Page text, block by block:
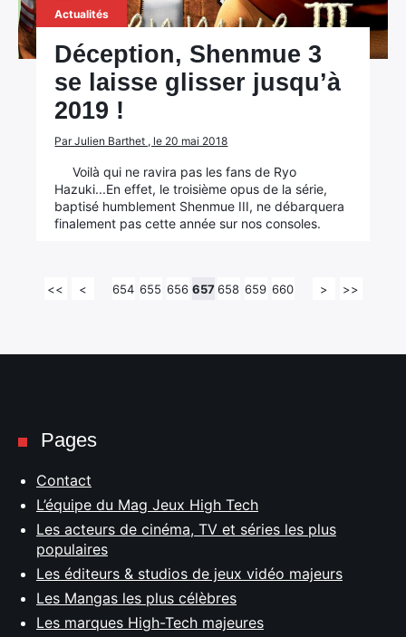
Actualités
Déception, Shenmue 3
se laisse glisser jusqu’à
2019 !
Par Julien Barthet , le 20 mai 2018
Voilà qui ne ravira pas les fans de Ryo
Hazuki...En effet, le troisième opus de la série,
baptisé humblement Shenmue III, ne débarquera
finalement pas cette année sur nos consoles.
<< < 654 655 656 657 658 659 660 > >>
Pages
Contact
L’équipe du Mag Jeux High Tech
Les acteurs de cinéma, TV et séries les plus
populaires
Les éditeurs & studios de jeux vidéo majeurs
Les Mangas les plus célèbres
Les marques High-Tech majeures